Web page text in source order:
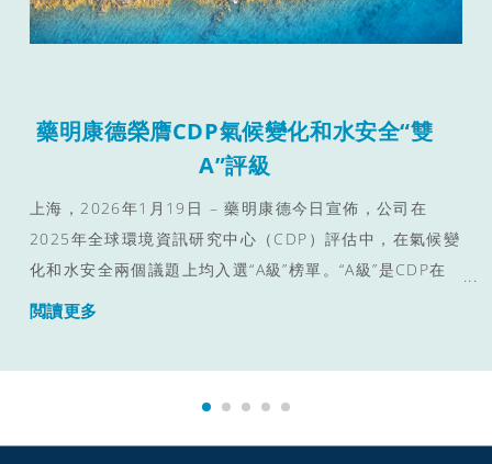
藥明康德榮膺CDP氣候變化和水安全“雙
A”評級
上海，2026年1月19日 – 藥明康德今日宣佈，公司在
2025年全球環境資訊研究中心（CDP）評估中，在氣候變
化和水安全兩個議題上均入選“A級”榜單。“A級”是CDP在
相關領域授予的最高等級，這一認可充分體現了藥明康德
閲讀更多